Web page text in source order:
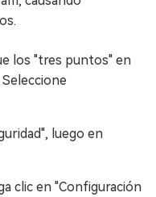
los "tres puntos" en
luego en
clic en "Configuración